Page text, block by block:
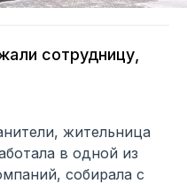
сотрудницу,
жительница
в одной из
собирала с